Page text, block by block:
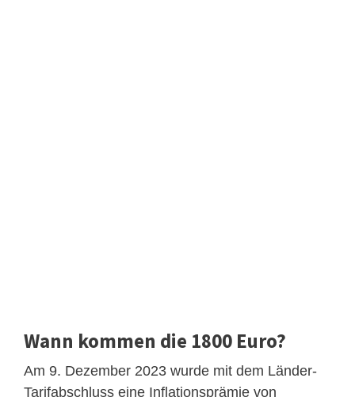
Wann kommen die 1800 Euro?
Am 9. Dezember 2023 wurde mit dem Länder-
Tarifabschluss eine Inflationsprämie von